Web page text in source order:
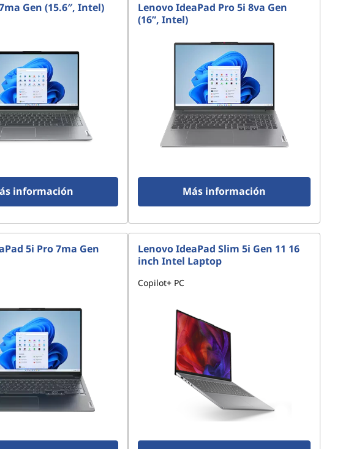
Gen (15.6″, Intel)
información
Lenovo IdeaPad Pro 5i 8va Gen
(16”, Intel)
Más información
5i Pro 7ma Gen
Lenovo IdeaPad Slim 5i Gen 11 16
inch Intel Laptop
Copilot+ PC